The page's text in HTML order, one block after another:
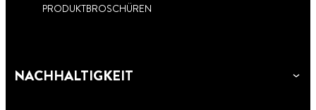
PRODUKTBROSCHÜREN
NACHHALTIGKEIT